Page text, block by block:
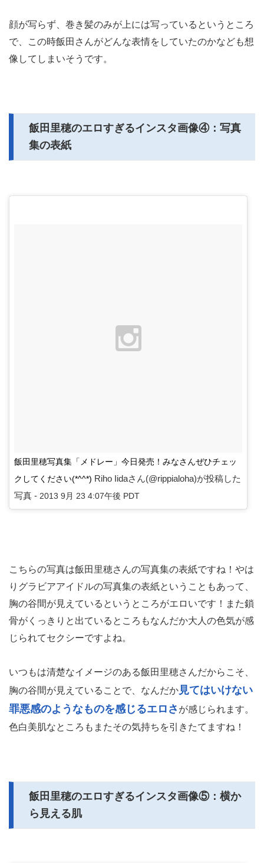
顔が写らず、巻き髪のみが上には写っているというところ
で、この時飯田さんがどんな表情をしていたのかなども想
像してしまいそうです。
飯田里穂のエロすぎるインスタ画像④：写真
集の表紙
飯田里穂写真集「メドレー」今日発売！みなさんぜひチェッ
クしてください(*^^*) Riho Iidaさん(@rippialoha)が投稿した
写真 - 2013 9月 23 4:07午後 PDT
こちらの写真は飯田里穂さんの写真集の表紙ですね！やは
りグラビアアイドルの写真集の表紙ということもあって、
胸の谷間が見えているというところがエロいです！また鎖
骨がくっきりと出ているところもなんだか大人の色気が感
じられてセクシーですよね。
いつもは清楚なイメージのある飯田里穂さんだからこそ、
胸の谷間が見えていることで、なんだか見てはいけない
罪悪感のようなものを感じるエロさ が感じられます。
色白美肌なところもまたその気持ちを引きたてますね！
飯田里穂のエロすぎるインスタ画像⑤：横か
ら見える肌